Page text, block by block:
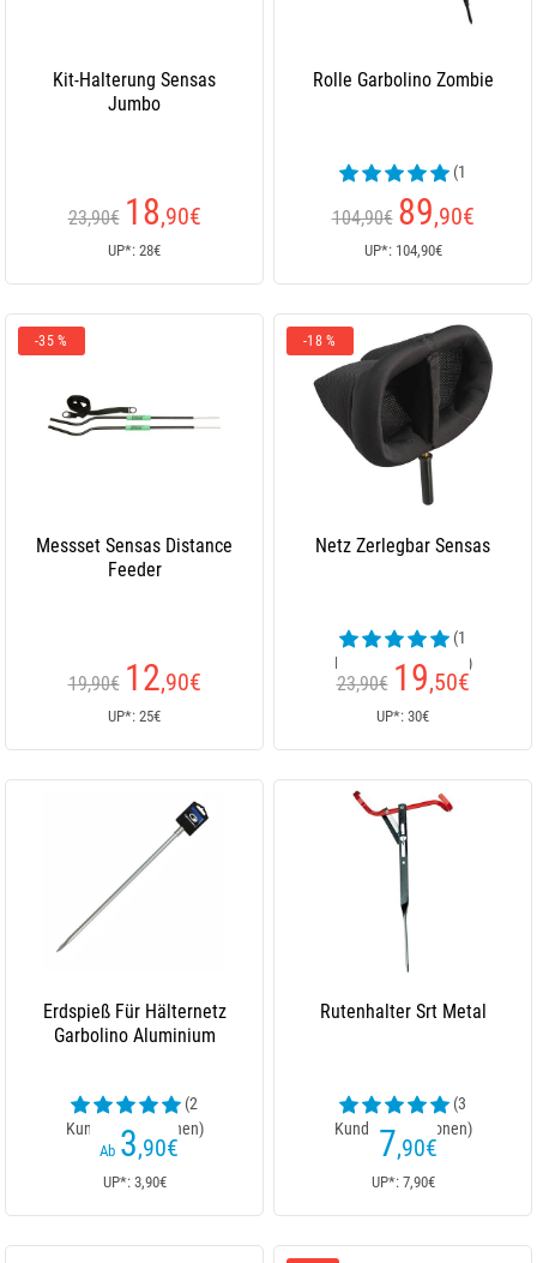
Kit-Halterung Sensas
Jumbo
23,90€ 18,90€
UP*: 28€
Rolle Garbolino Zombie
(1
Kundenrezensionen)
104,90€ 89,90€
UP*: 104,90€
-35 %
Messset Sensas Distance
Feeder
19,90€ 12,90€
UP*: 25€
-18 %
Netz Zerlegbar Sensas
(1
Kundenrezensionen)
23,90€ 19,50€
UP*: 30€
Erdspieß Für Hälternetz
Garbolino Aluminium
(2
Kundenrezensionen)
Ab 3,90€
UP*: 3,90€
Rutenhalter Srt Metal
(3
Kundenrezensionen)
7,90€
UP*: 7,90€